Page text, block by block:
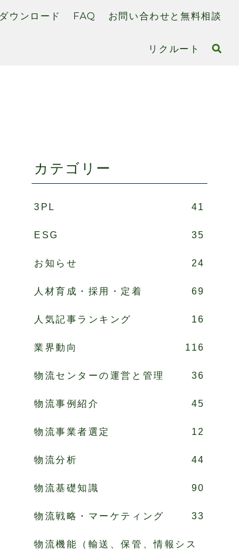
ウンロード FAQ お問い合わせと無料相談
リクルート
カテゴリー
3PL 41
ESG 35
お知らせ 24
人材育成・採用・定着 69
人気記事ランキング 16
業界動向 116
物流センターの運営と管理 36
物流事例紹介 45
物流事業者選定 12
物流分析 44
物流基礎知識 90
物流戦略・マーケティング 33
物流機能（輸送、保管、情報シス